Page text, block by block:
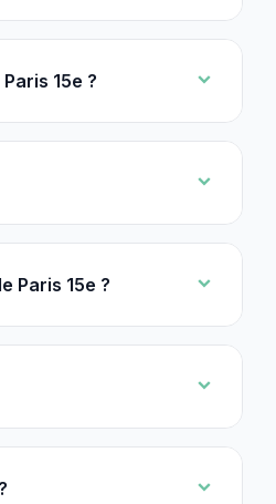
15e ?
Paris 15e ?